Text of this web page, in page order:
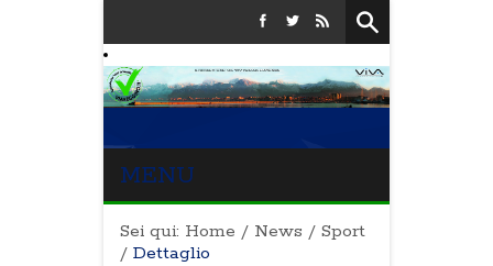
MENU
Sei qui: Home / News / Sport
/ Dettaglio